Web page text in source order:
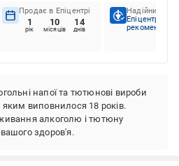
Продає в Епіцентрі
1
рік
10
місяців
14
днів
Надійний
Епіцентр
рекомендує
напої та тютюнові вироби
виповнилося 18 років.
алкоголю і тютюну
здоров'я.